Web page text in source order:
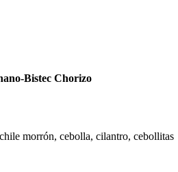
Bistec Chorizo
morrón, cebolla, cilantro, cebollitas